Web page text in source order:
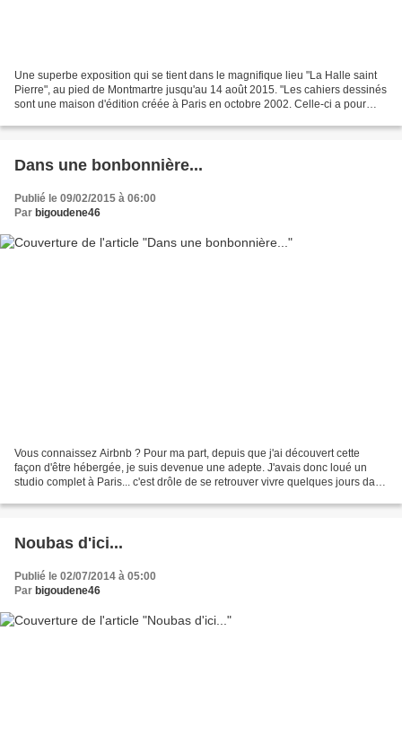
Une superbe exposition qui se tient dans le magnifique lieu "La Halle saint
Pierre", au pied de Montmartre jusqu'au 14 août 2015. "Les cahiers dessinés
sont une maison d'édition créée à Paris en octobre 2002. Celle-ci a pour
Dans une bonbonnière...
Publié le 09/02/2015 à 06:00
Par bigoudene46
Vous connaissez Airbnb ? Pour ma part, depuis que j'ai découvert cette
façon d'être hébergée, je suis devenue une adepte. J'avais donc loué un
studio complet à Paris... c'est drôle de se retrouver vivre quelques jours dans
Noubas d'ici...
Publié le 02/07/2014 à 05:00
Par bigoudene46